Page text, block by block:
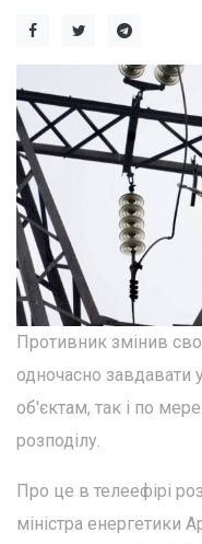
Противник змінив
одночасно завдавати
об'єктам, так і по
розподілу.
Про це в телеефірі
міністра енергетики